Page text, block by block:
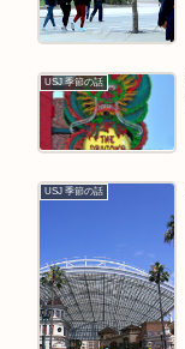
USJ 季節の話
USJ 季節の話